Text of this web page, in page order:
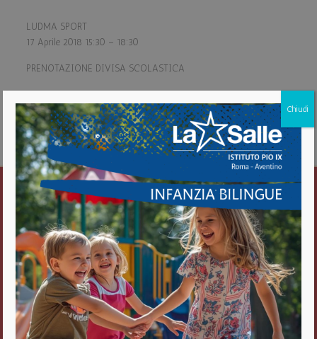
LUDMA SPORT
17 Aprile 2018 15:30 – 18:30
PRENOTAZIONE DIVISA SCOLASTICA
about LUDMA SPORT
Vedi il calendario completo
Istituto Pio IX
Roma Aventino
Fratelli delle Scuole Cristiane
Chiudi